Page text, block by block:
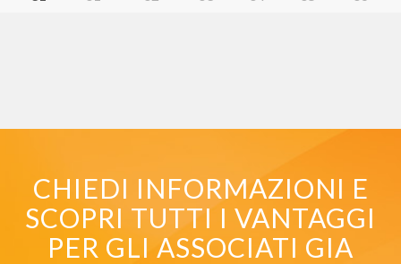
CHIEDI INFORMAZIONI E
SCOPRI TUTTI I VANTAGGI
PER GLI ASSOCIATI GIA